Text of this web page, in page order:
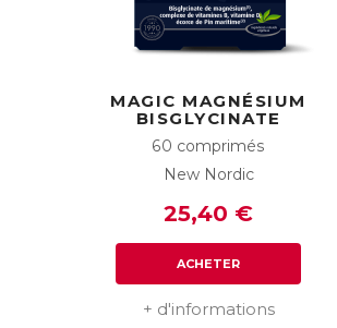
MAGIC MAGNÉSIUM
BISGLYCINATE
60 comprimés
New Nordic
25,40 €
ACHETER
+ d'informations